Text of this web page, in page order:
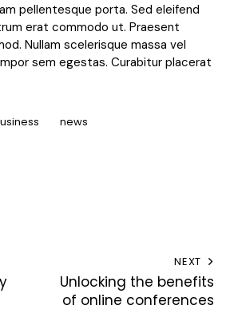
pellentesque porta. Sed eleifend
erat commodo ut. Praesent
Nullam scelerisque massa vel
sem egestas. Curabitur placerat
news
NEXT
Unlocking the benefits
of online conferences